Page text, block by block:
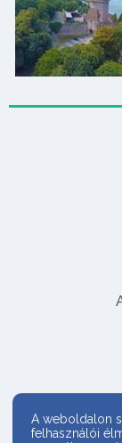
A weboldalon
felhasználói